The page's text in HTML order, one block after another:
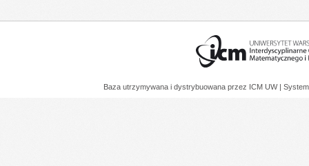
Baza utrzymywana i dystrybuowana przez ICM UW |